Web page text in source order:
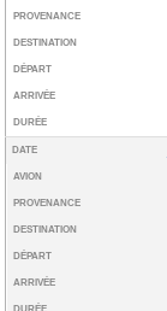
PROVENANCE
DESTINATION
DÉPART
ARRIVÉE
DURÉE
DATE
AVION
PROVENANCE
DESTINATION
DÉPART
ARRIVÉE